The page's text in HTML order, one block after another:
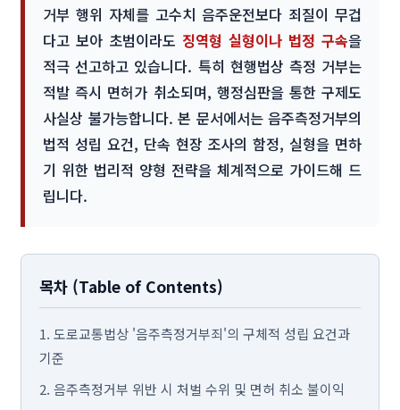
거부 행위 자체를 고수치 음주운전보다 죄질이 무겁
다고 보아 초범이라도 징역형 실형이나 법정 구속을
적극 선고하고 있습니다. 특히 현행법상 측정 거부는
적발 즉시 면허가 취소되며, 행정심판을 통한 구제도
사실상 불가능합니다. 본 문서에서는 음주측정거부의
법적 성립 요건, 단속 현장 조사의 함정, 실형을 면하
기 위한 법리적 양형 전략을 체계적으로 가이드해 드
립니다.
목차 (Table of Contents)
1. 도로교통법상 '음주측정거부죄'의 구체적 성립 요건과
기준
2. 음주측정거부 위반 시 처벌 수위 및 면허 취소 불이익